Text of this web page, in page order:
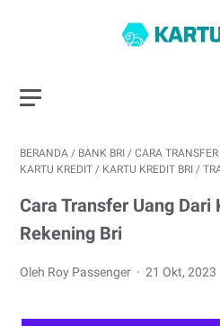
BERANDA / BANK BRI / CARA
KARTU KREDIT / KARTU KREDIT BRI /
Cara Transfer Uang
Rekening Bri
Oleh Roy Passenger 21 Okt, 2023